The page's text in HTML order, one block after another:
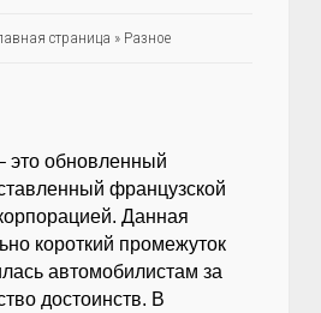
страница » Разное
это обновленный
французской
Данная
короткий промежуток
автомобилистам за
достоинств. В